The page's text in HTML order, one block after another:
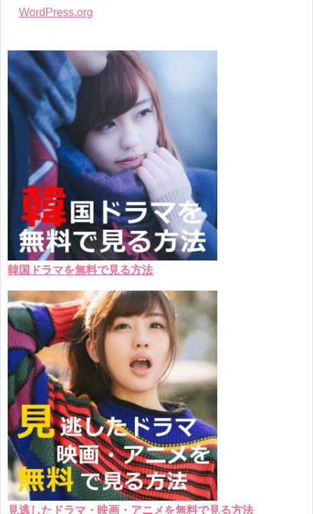
WordPress.org
韓国ドラマを無料で見る方法
見逃したドラマ・映画・アニメを無料で見る方法